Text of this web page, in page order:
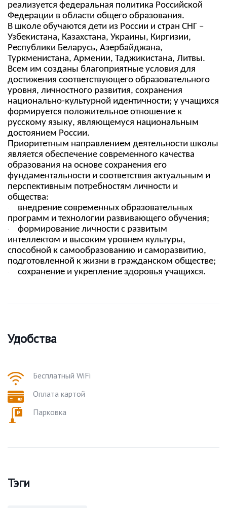
реализуется федеральная политика Российской
Федерации в области общего образования.
В школе обучаются дети из России и стран СНГ –
Узбекистана, Казахстана, Украины, Киргизии,
Республики Беларусь, Азербайджана,
Туркменистана, Армении, Таджикистана, Литвы.
Всем им созданы благоприятные условия для
достижения соответствующего образовательного
уровня, личностного развития, сохранения
национально-культурной идентичности; у учащихся
формируется положительное отношение к
русскому языку, являющемуся национальным
достоянием России.
Приоритетным направлением деятельности школы
является обеспечение современного качества
образования на основе сохранения его
фундаментальности и соответствия актуальным и
перспективным потребностям личности и
общества:
·
внедрение современных образовательных
программ и технологии развивающего обучения;
·
формирование личности с развитым
интеллектом и высоким уровнем культуры,
способной к самообразованию и саморазвитию,
подготовленной к жизни в гражданском обществе;
· сохранение и укрепление здоровья учащихся.
Удобства
Бесплатный WiFi
Оплата картой
Парковка
Тэги